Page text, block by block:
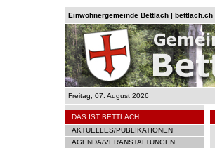
Einwohnergemeinde Bettlach | bettlach.ch
Freitag, 07. August 2026
DAS IST BETTLACH
AKTUELLES/PUBLIKATIONEN
AGENDA/VERANSTALTUNGEN